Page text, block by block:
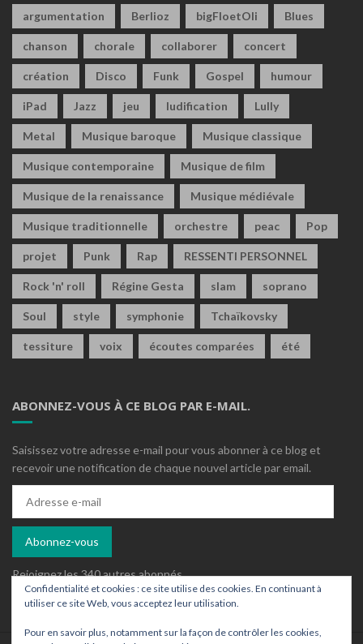
argumentation Berlioz bigFloetOli Blues
chanson chorale collaborer concert
création Disco Funk Gospel humour
iPad Jazz jeu ludification Lully
Metal Musique baroque Musique classique
Musique contemporaine Musique de film
Musique de la renaissance Musique médiévale
Musique traditionnelle orchestre peac Pop
projet Punk Rap RESSENTI PERSONNEL
Rock 'n' roll Régine Gesta slam soprano
Soul style symphonie Tchaïkovsky
tessiture voix écoutes comparées été
ABONNEZ-VOUS À CE BLOG PAR E-MAIL.
Saisissez votre adresse e-mail pour vous abonner à ce blog et
recevoir une notification de chaque nouvel article par email.
mail
Abonnez-vous
Rejoignez les 340 autres abonnés
Confidentialité et cookies : ce site utilise des cookies. En continuant à
utiliser ce site Web, vous acceptez leur utilisation.
Pour en savoir plus, notamment sur la façon de contrôler les cookies,